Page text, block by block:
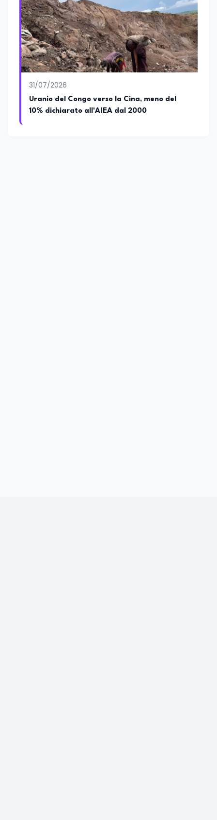
con una vocazione per il dialogo
istituzionale e la ricerca applicata.
31/07/2026
Uranio del Congo verso la Cina, meno del
10% dichiarato all'AIEA dal 2000